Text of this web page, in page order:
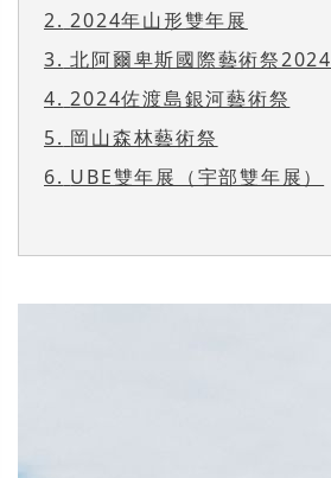
2. 2024年山形雙年展
3. 北阿爾卑斯國際藝術祭2024
4. 2024佐渡島銀河藝術祭
5. 岡山森林藝術祭
6. UBE雙年展（宇部雙年展）